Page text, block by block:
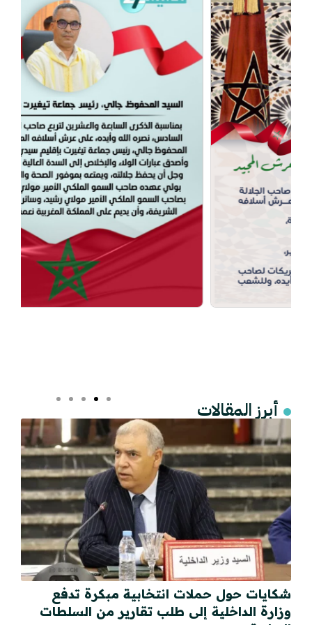
أبرز المقالات
شكايات حول حملات انتخابية مبكرة تدفع
وزارة الداخلية إلى طلب تقارير من السلطات